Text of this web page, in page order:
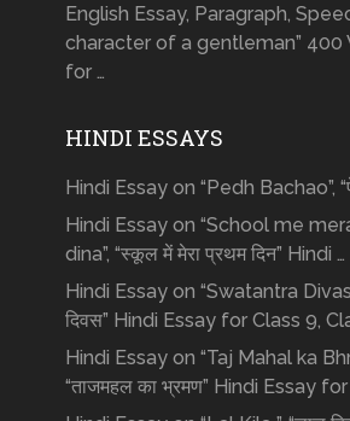
English Essay, Paragraph,
character of a gentleman” 400
for …
HINDI ESSAYS
Hindi Essay on “Pedh Bachao”,
Hindi Essay on “School me
dina”, “स्कूल में मेरा प्रथम दिन” Hindi …
Hindi Essay on “Swatantra
दिवस” Hindi Essay for Class 9,
Hindi Essay on “Taj Mahal ka
“ताजमहल का भ्रमण” Hindi Essay